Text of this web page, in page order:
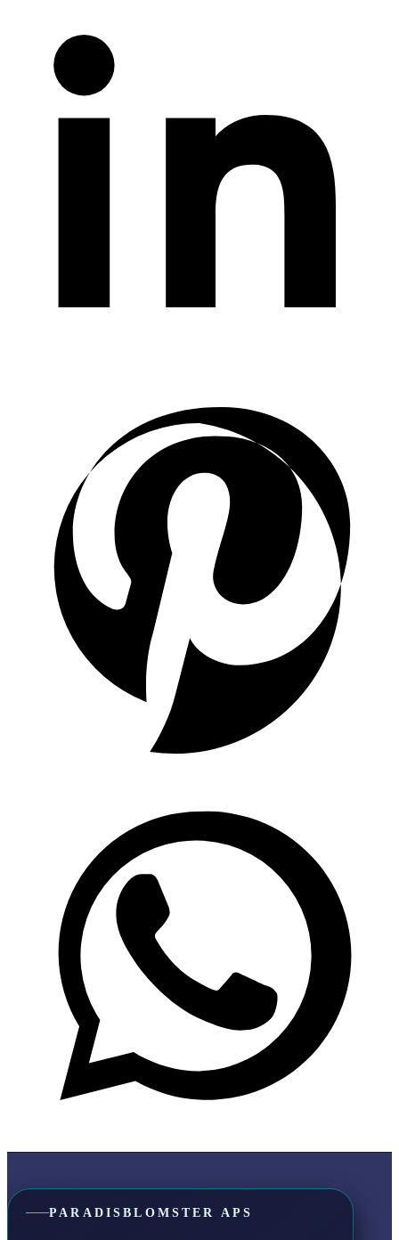
PARADISBLOMSTER APS